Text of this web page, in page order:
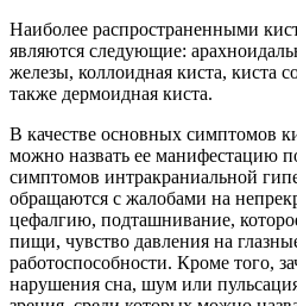
Наиболее распространенными
являются следующие:
железы, коллоидная киста, киста
также дермоидная киста.
В качестве основных симптомов
можно назвать ее манифестацию
симптомов интракраниальной
обращаются с жалобами на
цефалгию, подташнивание,
пищи, чувство давления на
работоспособности. Кроме того,
нарушения сна, шум или